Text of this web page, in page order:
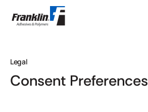
Legal
Consent Preferences